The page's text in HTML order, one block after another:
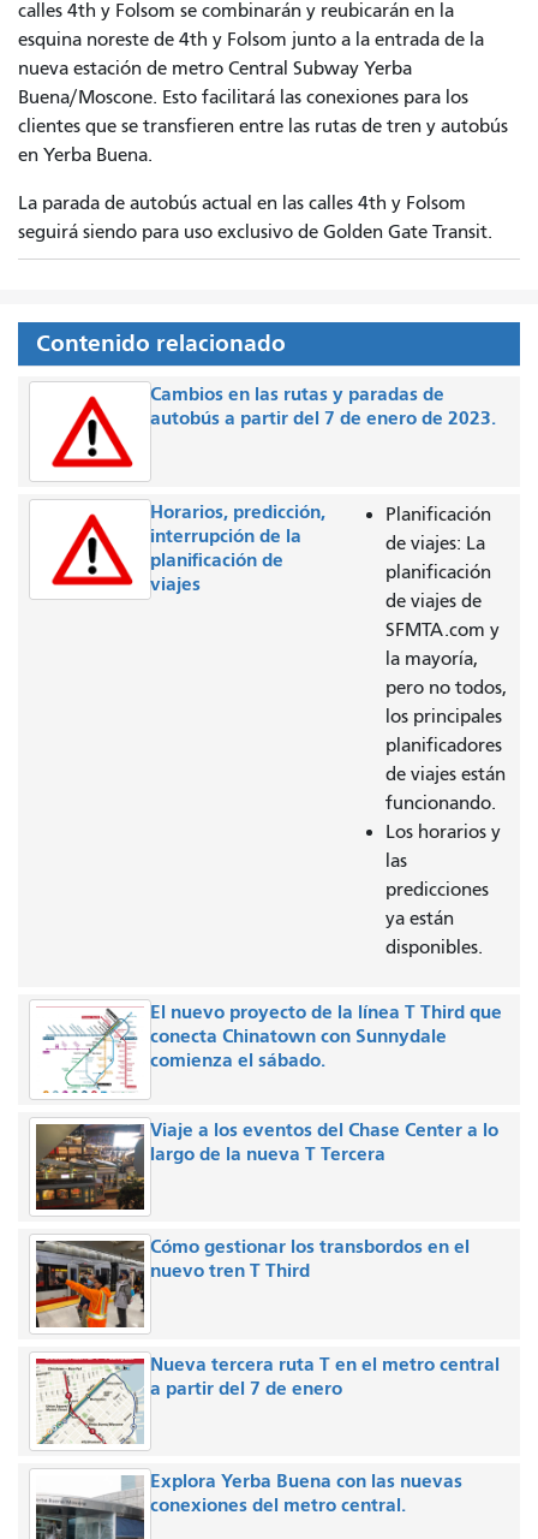
calles 4th y Folsom se combinarán y reubicarán en la
esquina noreste de 4th y Folsom junto a la entrada de la
nueva estación de metro Central Subway Yerba
Buena/Moscone. Esto facilitará las conexiones para los
clientes que se transfieren entre las rutas de tren y autobús
en Yerba Buena.
La parada de autobús actual en las calles 4th y Folsom
seguirá siendo para uso exclusivo de Golden Gate Transit.
Contenido relacionado
Cambios en las rutas y paradas de
autobús a partir del 7 de enero de 2023.
Horarios, predicción,
interrupción de la
planificación de
viajes
Planificación
de viajes: La
planificación
de viajes de
SFMTA.com y
la mayoría,
pero no todos,
los principales
planificadores
de viajes están
funcionando.
Los horarios y
las
predicciones
ya están
disponibles.
El nuevo proyecto de la línea T Third que
conecta Chinatown con Sunnydale
comienza el sábado.
Viaje a los eventos del Chase Center a lo
largo de la nueva T Tercera
Cómo gestionar los transbordos en el
nuevo tren T Third
Nueva tercera ruta T en el metro central
a partir del 7 de enero
Explora Yerba Buena con las nuevas
conexiones del metro central.